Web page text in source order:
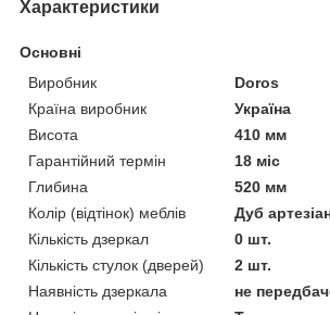
Характеристики
Основні
Виробник
Doros
Країна виробник
Україна
Висота
410 мм
Гарантійний термін
18 міс
Глибина
520 мм
Колір (відтінок) меблів
Дуб
Кількість дзеркал
0 шт.
Кількість стулок (дверей)
2 шт.
Наявність дзеркала
не